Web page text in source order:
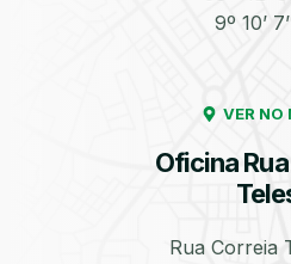
9º 10’
VER NO
Oficina
Rua Correia